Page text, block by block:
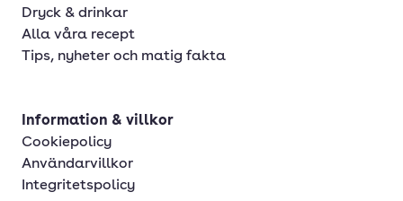
Dryck & drinkar
Alla våra recept
Tips, nyheter och matig fakta
Information & villkor
Cookiepolicy
Användarvillkor
Integritetspolicy